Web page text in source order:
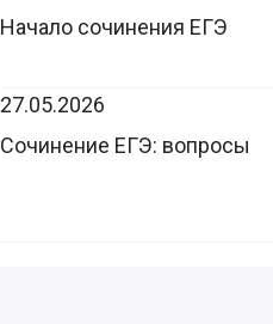
Начало сочинения ЕГЭ
27.05.2026
Сочинение ЕГЭ: вопросы